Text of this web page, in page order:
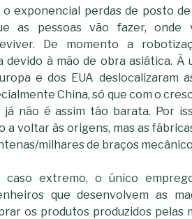
o exponencial perdas de posto
as pessoas vão fazer, onde
De momento a
devido à mão de obra asiática. À
e dos EUA deslocalizaram
China, só que com o
já não é assim tão barata. Por
a voltar às origens, mas as
milhares de braços
caso extremo, o único
que desenvolvem as
os produtos produzidos pelas